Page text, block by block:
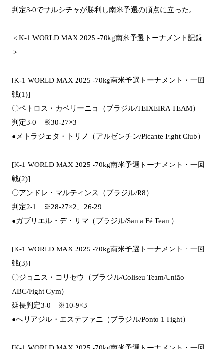
判定3-0でサルシチャが勝利し南米予選の頂点に立った。
＜K-1 WORLD MAX 2025 -70kg南米予選トーナメント記録
＞
[K-1 WORLD MAX 2025 -70kg南米予選トーナメント・一回
戦(1)]
〇ペトロス・カベリーニョ（ブラジル/TEIXEIRA TEAM）
判定3-0 ※30-27×3
●メトラジェタ・トリノ（アルゼンチン/Picante Fight Club）
[K-1 WORLD MAX 2025 -70kg南米予選トーナメント・一回
戦(2)]
〇アンドレ・マルティンス（ブラジル/R8）
判定2-1 ※28-27×2、26-29
●ガブリエル・デ・リマ（ブラジル/Santa Fé Team）
[K-1 WORLD MAX 2025 -70kg南米予選トーナメント・一回
戦(3)]
〇ジョニス・コリセウ（ブラジル/Coliseu Team/União
ABC/Fight Gym）
延長判定3-0 ※10-9×3
●へリアジル・エステファニ（ブラジル/Ponto 1 Fight）